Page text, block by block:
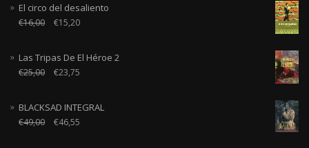
El circo del desaliento
€16,00 €15,20
Las Tripas De El Héroe 2
€25,00 €23,75
BLACKSAD INTEGRAL
€49,00 €46,55